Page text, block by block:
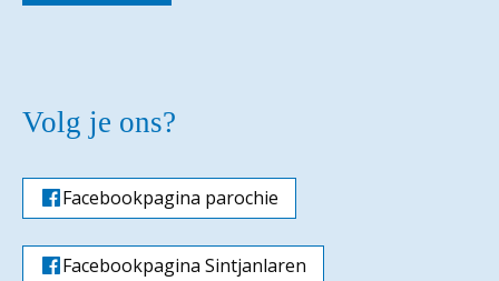
Volg je ons?
Facebookpagina parochie
Facebookpagina Sintjanlaren